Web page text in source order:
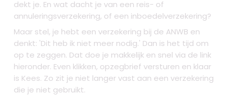
dekt je. En wat dacht je van een reis- of
annuleringsverzekering, of een inboedelverzekering?
Maar stel, je hebt een verzekering bij de ANWB en
denkt: 'Dit heb ik niet meer nodig.' Dan is het tijd om
op te zeggen. Dat doe je makkelijk en snel via de link
hieronder. Even klikken, opzegbrief versturen en klaar
is Kees. Zo zit je niet langer vast aan een verzekering
die je niet gebruikt.